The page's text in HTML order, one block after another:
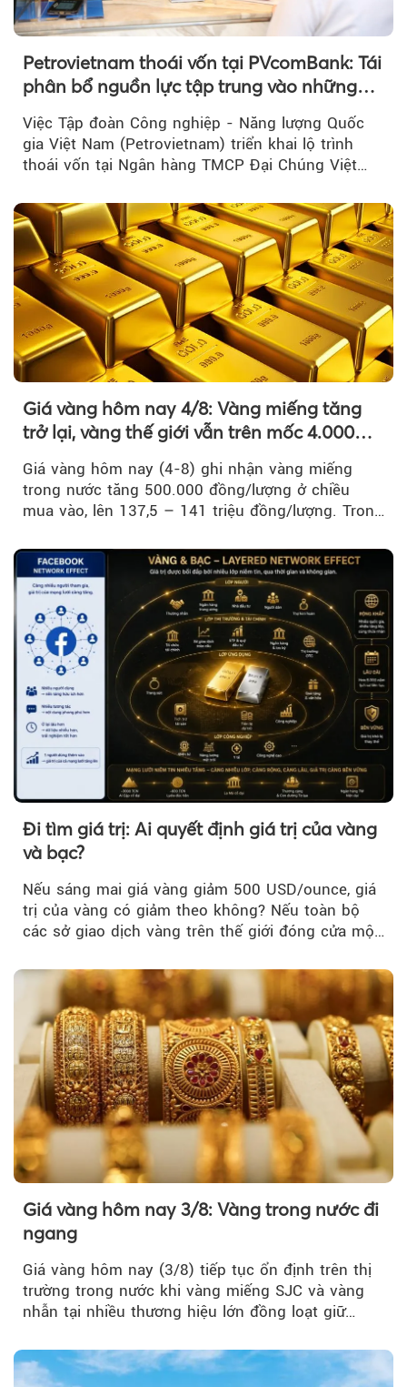
Petrovietnam thoái vốn tại PVcomBank: Tái
phân bổ nguồn lực tập trung vào những
Việc Tập đoàn Công nghiệp - Năng lượng Quốc
gia Việt Nam (Petrovietnam) triển khai lộ trình
thoái vốn tại Ngân hàng TMCP Đại Chúng Việt
Giá vàng hôm nay 4/8: Vàng miếng tăng
trở lại, vàng thế giới vẫn trên mốc 4.000
Giá vàng hôm nay (4-8) ghi nhận vàng miếng
trong nước tăng 500.000 đồng/lượng ở chiều
mua vào, lên 137,5 – 141 triệu đồng/lượng. Trong
trì trên ngưỡng 4.000 USD/ounce.
Đi tìm giá trị: Ai quyết định giá trị của vàng
và bạc?
Nếu sáng mai giá vàng giảm 500 USD/ounce, giá
trị của vàng có giảm theo không? Nếu toàn bộ
các sở giao dịch vàng trên thế giới đóng cửa một
Giá vàng hôm nay 3/8: Vàng trong nước đi
ngang
Giá vàng hôm nay (3/8) tiếp tục ổn định trên thị
trường trong nước khi vàng miếng SJC và vàng
nhẫn tại nhiều thương hiệu lớn đồng loạt giữ